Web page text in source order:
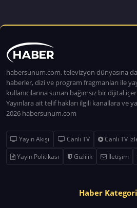
habersunum.com, televizyon dünyasına
haberler, dizi ve program fragmanları ile
kullanıcılarına sunan bağımsız bir dijital
Yayınlara ait telif hakları ilgili kanallara ve
2026 habersunum.com
Yayın Akışı Canlı TV Canlı TV
Yayın Politikası
Gizlilik İletişim
Haber